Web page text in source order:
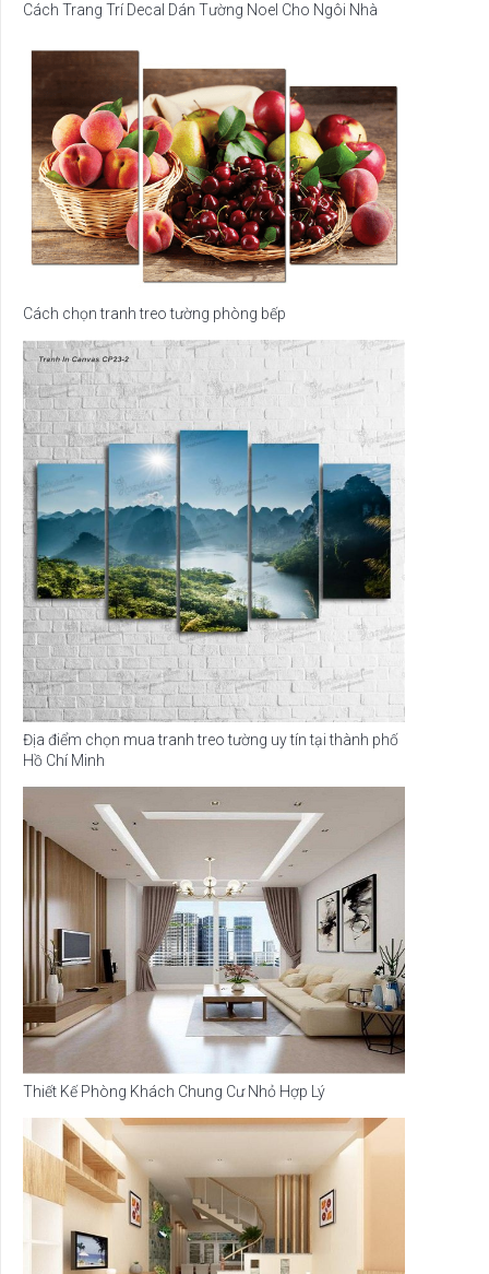
Cách Trang Trí Decal Dán Tường Noel Cho Ngôi Nhà
Cách chọn tranh treo tường phòng bếp
Địa điểm chọn mua tranh treo tường uy tín tại thành phố
Hồ Chí Minh
Thiết Kế Phòng Khách Chung Cư Nhỏ Hợp Lý